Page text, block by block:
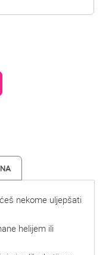
nekome uljepšati
helijem ili